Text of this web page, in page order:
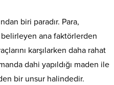
biri paradır. Para,
ana faktörlerden
karşılarken daha rahat
dahi yapıldığı maden ile
bir unsur halindedir.